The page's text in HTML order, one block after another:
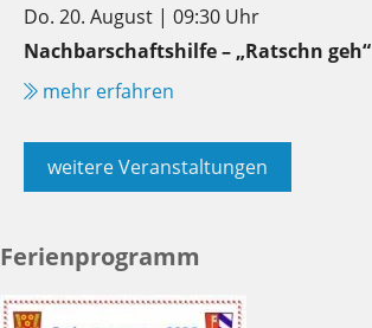
Do. 20. August | 09:30 Uhr
Nachbarschaftshilfe – „Ratschn geh“
mehr erfahren
weitere Veranstaltungen
Ferienprogramm